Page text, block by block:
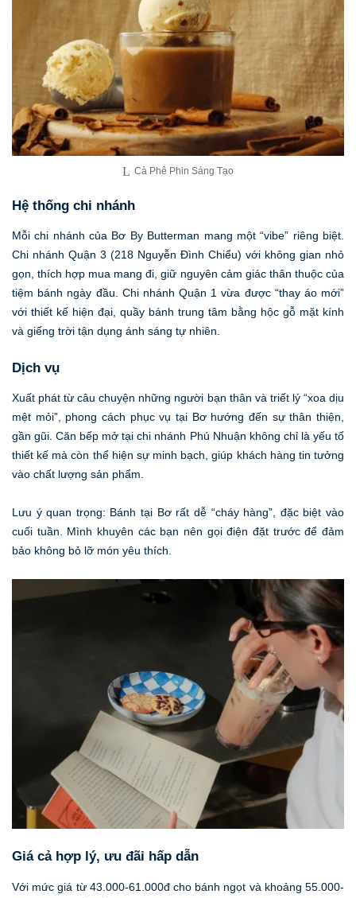
Cà Phê Phin Sáng Tạo
Hệ thống chi nhánh
Mỗi chi nhánh của Bơ By Butterman mang một “vibe” riêng biệt.
Chi nhánh Quận 3 (218 Nguyễn Đình Chiểu) với không gian nhỏ
gọn, thích hợp mua mang đi, giữ nguyên cảm giác thân thuộc của
tiệm bánh ngày đầu. Chi nhánh Quận 1 vừa được “thay áo mới”
với thiết kế hiện đại, quầy bánh trung tâm bằng hộc gỗ mặt kính
và giếng trời tận dụng ánh sáng tự nhiên.
Dịch vụ
Xuất phát từ câu chuyện những người bạn thân và triết lý “xoa dịu
mệt mỏi”, phong cách phục vụ tại Bơ hướng đến sự thân thiện,
gần gũi. Căn bếp mở tại chi nhánh Phú Nhuận không chỉ là yếu tố
thiết kế mà còn thể hiện sự minh bạch, giúp khách hàng tin tưởng
vào chất lượng sản phẩm.
Lưu ý quan trọng: Bánh tại Bơ rất dễ “cháy hàng”, đặc biệt vào
cuối tuần. Mình khuyên các bạn nên gọi điện đặt trước để đảm
bảo không bỏ lỡ món yêu thích.
Giá cả hợp lý, ưu đãi hấp dẫn
Với mức giá từ 43.000-61.000đ cho bánh ngọt và khoảng 55.000-